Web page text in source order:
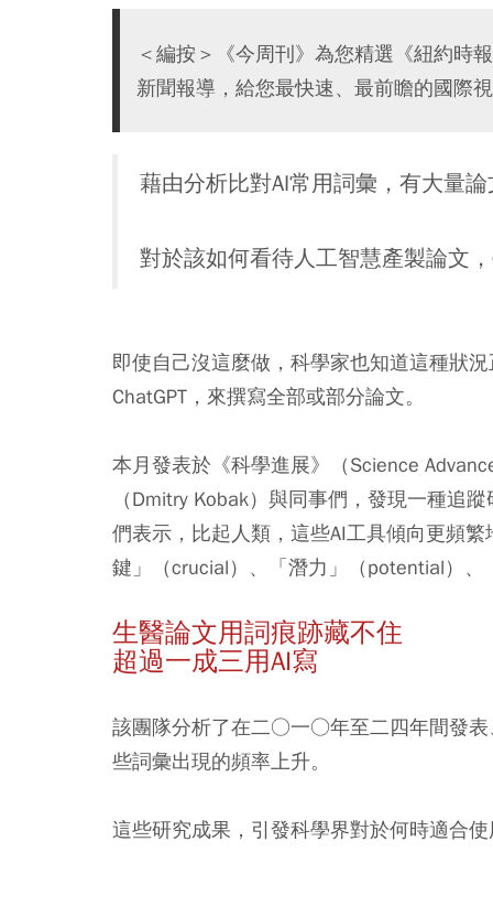
＜編按＞《今周刊》為您精選《紐約時
新聞報導，給您最快速、最前瞻的國際
藉由分析比對AI常用詞彙，有大量
對於該如何看待人工智慧產製論文
即使自己沒這麼做，科學家也知道這種狀
ChatGPT，來撰寫全部或部分論文。
本月發表於《科學進展》（Science
（Dmitry Kobak）與同事們，發現一種追
們表示，比起人類，這些AI工具傾向更頻
鍵」（crucial）、「潛力」（potential）
生醫論文用詞痕跡藏不住
超過一成三用AI寫
該團隊分析了在二○一○年至二四年間發表
些詞彙出現的頻率上升。
這些研究成果，引發科學界對於何時適合